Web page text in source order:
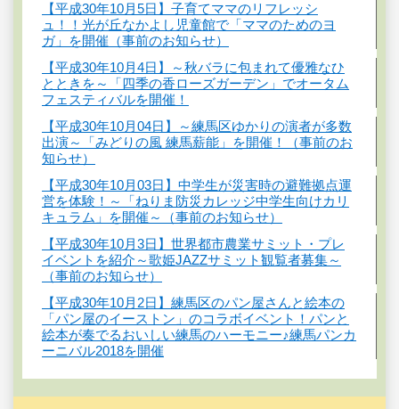
【平成30年10月5日】子育てママのリフレッシ
ュ！！光が丘なかよし児童館で「ママのためのヨ
ガ」を開催（事前のお知らせ）
【平成30年10月4日】～秋バラに包まれて優雅なひ
とときを～「四季の香ローズガーデン」でオータム
フェスティバルを開催！
【平成30年10月04日】～練馬区ゆかりの演者が多数
出演～「みどりの風 練馬薪能」を開催！（事前のお
知らせ）
【平成30年10月03日】中学生が災害時の避難拠点運
営を体験！～「ねりま防災カレッジ中学生向けカリ
キュラム」を開催～（事前のお知らせ）
【平成30年10月3日】世界都市農業サミット・プレ
イベントを紹介～歌姫JAZZサミット観覧者募集～
（事前のお知らせ）
【平成30年10月2日】練馬区のパン屋さんと絵本の
「パン屋のイーストン」のコラボイベント！パンと
絵本が奏でるおいしい練馬のハーモニー♪練馬パンカ
ーニバル2018を開催